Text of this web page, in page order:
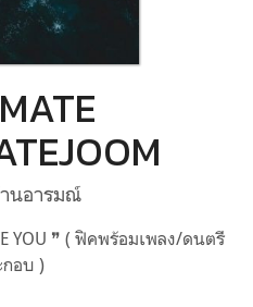
นอารมณ์
YOU ❞ ( ฟิคพร้อมเพลง/ดนตรี
กอบ )